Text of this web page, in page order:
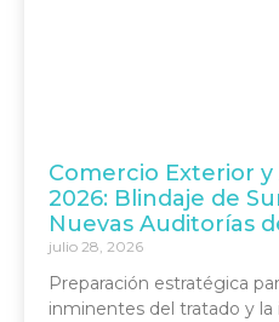
Comercio Exterior y
2026: Blindaje de
Nuevas Auditorías
julio 28, 2026
Preparación estratégica
inminentes del tratado y